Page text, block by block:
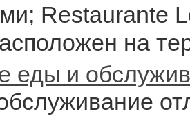
Restaurante
на
еды и